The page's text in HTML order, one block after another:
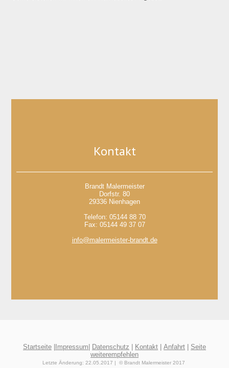
Kontakt
Brandt Malermeister
Dorfstr. 80
29336 Nienhagen
Telefon: 05144 88 70
Fax: 05144 49 37 07
info@malermeister-brandt.de
Startseite Impressum Datenschutz Kontakt Anfahrt
Seite
weiterempfehlen
Letzte Änderung: 22.05.2017 | © Brandt Malermeister 2017